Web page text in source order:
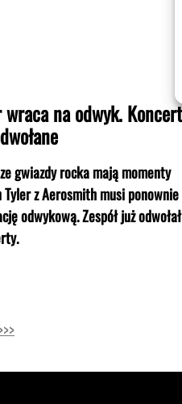
wraca na odwyk.
gwiazdy rocka mają momenty
Tyler z Aerosmith musi ponownie
odwykową. Zespół już odwołał